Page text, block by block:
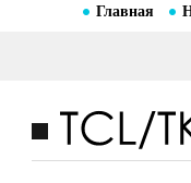
Главная